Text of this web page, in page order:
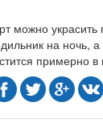
можно
на ночь,
примерно